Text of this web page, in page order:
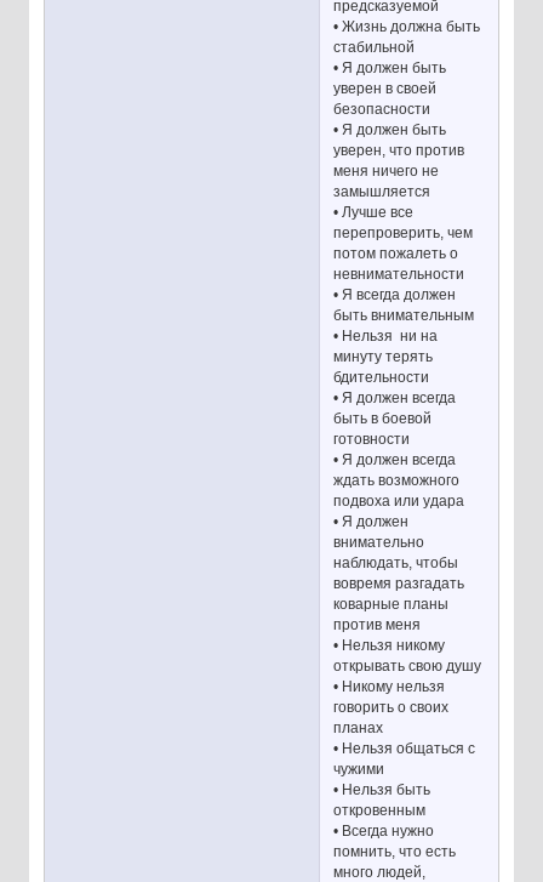
предсказуемой
• Жизнь должна быть
стабильной
• Я должен быть
уверен в своей
безопасности
• Я должен быть
уверен, что против
меня ничего не
замышляется
• Лучше все
перепроверить, чем
потом пожалеть о
невнимательности
• Я всегда должен
быть внимательным
• Нельзя ни на
минуту терять
бдительности
• Я должен всегда
быть в боевой
готовности
• Я должен всегда
ждать возможного
подвоха или удара
• Я должен
внимательно
наблюдать, чтобы
вовремя разгадать
коварные планы
против меня
• Нельзя никому
открывать свою душу
• Никому нельзя
говорить о своих
планах
• Нельзя общаться с
чужими
• Нельзя быть
откровенным
• Всегда нужно
помнить, что есть
много людей,